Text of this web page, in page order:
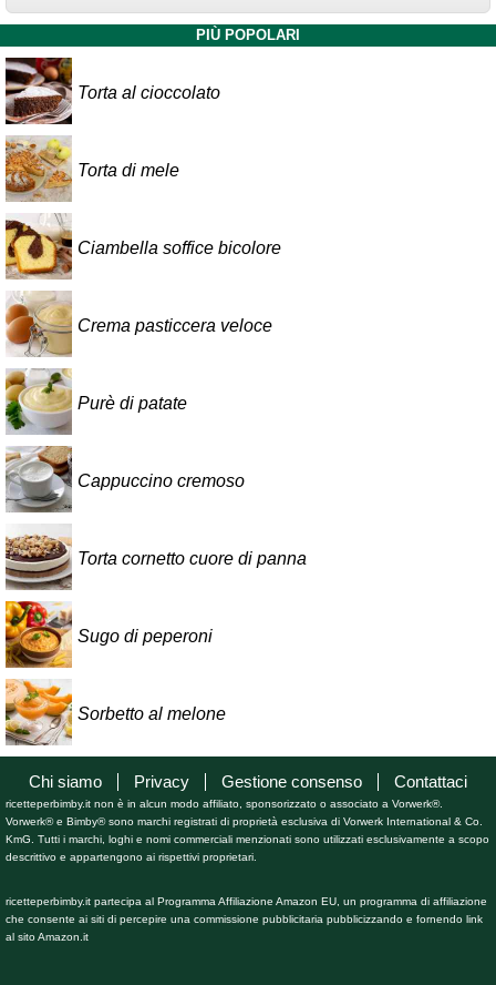
PIÙ POPOLARI
Torta al cioccolato
Torta di mele
Ciambella soffice bicolore
Crema pasticcera veloce
Purè di patate
Cappuccino cremoso
Torta cornetto cuore di panna
Sugo di peperoni
Sorbetto al melone
Chi siamo Privacy Gestione consenso Contattaci
ricetteperbimby.it non è in alcun modo affiliato, sponsorizzato o associato a Vorwerk®.
Vorwerk® e Bimby® sono marchi registrati di proprietà esclusiva di Vorwerk International & Co.
KmG. Tutti i marchi, loghi e nomi commerciali menzionati sono utilizzati esclusivamente a scopo
descrittivo e appartengono ai rispettivi proprietari.
ricetteperbimby.it partecipa al Programma Affiliazione Amazon EU, un programma di affiliazione
che consente ai siti di percepire una commissione pubblicitaria pubblicizzando e fornendo link
al sito Amazon.it